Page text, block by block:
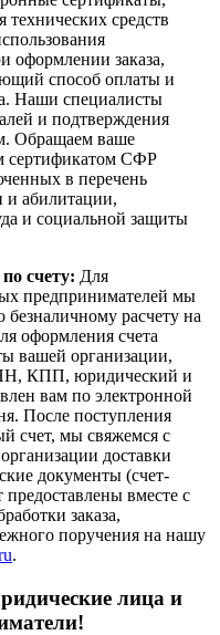
технических средств
оформлении заказа,
способ оплаты и
Наши специалисты
и подтверждения
Обращаем ваше
сертификатом СФР
в перечень
и абилитации,
и социальной защиты
счету: Для
предпринимателей мы
расчету на
оформления счета
вашей организации,
КПП, юридический и
вам по электронной
После поступления
счет, мы свяжемся с
доставки
документы (счет-
предоставлены вместе с
заказа,
поручения на нашу
.
лица и